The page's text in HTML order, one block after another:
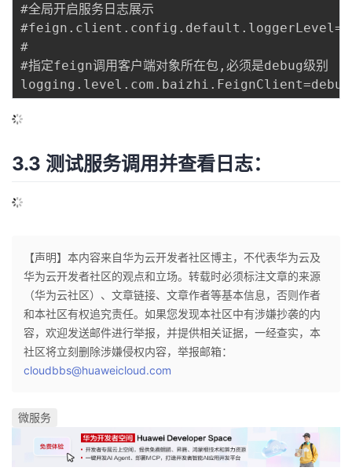
#全局开启服务日志展示
#
#指定feign调用客户端对象所在包,必须是debug级别
3.3 测试服务调用并查看日志：
【声明】本内容来自华为云开发者社区博主，不代表华为云及
华为云开发者社区的观点和立场。转载时必须标注文章的来源
（华为云社区）、文章链接、文章作者等基本信息，否则作者
和本社区有权追究责任。如果您发现本社区中有涉嫌抄袭的内
容，欢迎发送邮件进行举报，并提供相关证据，一经查实，本
社区将立刻删除涉嫌侵权内容，举报邮箱：
cloudbbs@huaweicloud.com
微服务